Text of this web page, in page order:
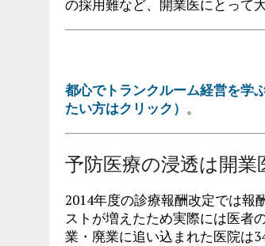
の採用難など、開業医にとって
都心でトランクルーム経営を学
たい方はクリック） 。
予防医療の浸透は開業
2014年度の診療報酬改定では報
ストが増えたため実際には医者
業・廃業に追い込まれた医院は